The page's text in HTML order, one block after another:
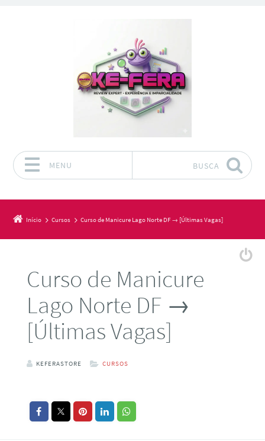
MENU BUSCA
Início Cursos Curso de Manicure Lago Norte DF → [Últimas Vagas]
Curso de Manicure
Lago Norte DF →
[Últimas Vagas]
KEFERASTORE CURSOS